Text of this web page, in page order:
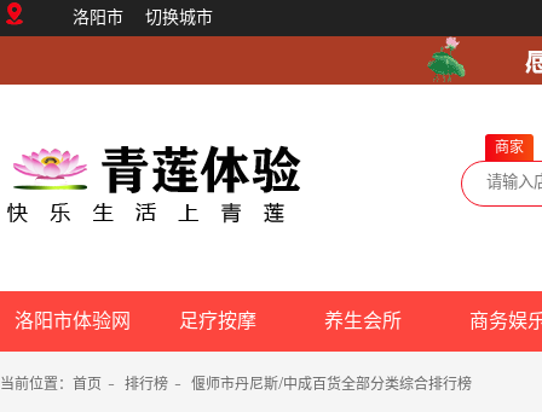
洛阳市 切换城市
商家
洛阳市体验网 足疗按摩 养生会所 商务娱
当前位置： 首页 - 排行榜 - 偃师市丹尼斯/中成百货全部分类综合排行榜